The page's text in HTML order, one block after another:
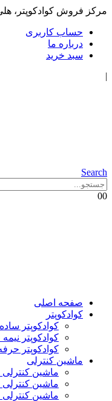
مرکز فروش کوادکوپتر،
حساب کاربری
درباره ما
سبد خرید
|
Search
00
صفحه اصلی
کوادکوپتر
کوادکوپتر ساده
کوادکوپتر
کوادکوپتر
ماشین کنترلی
ماشین کنترلی
ماشین
ماشین